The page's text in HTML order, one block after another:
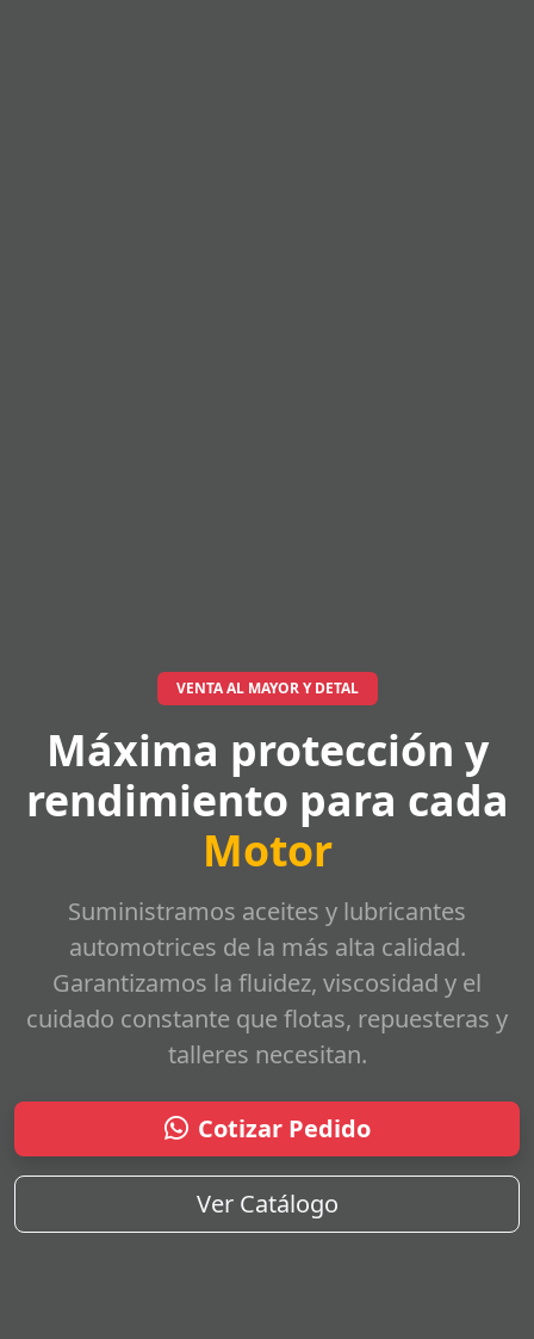
VENTA AL MAYOR Y DETAL
Máxima protección y
rendimiento para cada
Motor
Suministramos aceites y lubricantes
automotrices de la más alta calidad.
Garantizamos la fluidez, viscosidad y el
cuidado constante que flotas, repuesteras y
talleres necesitan.
Cotizar Pedido
Ver Catálogo